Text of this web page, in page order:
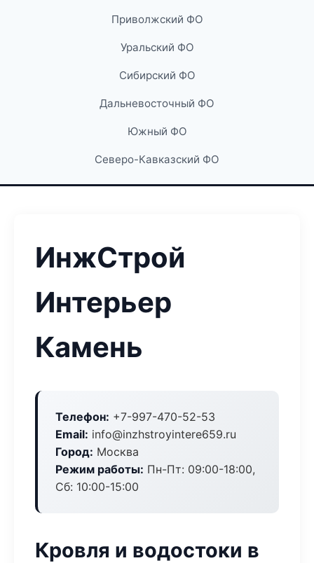
Приволжский ФО
Уральский ФО
Сибирский ФО
Дальневосточный ФО
Южный ФО
Северо-Кавказский ФО
ИнжСтрой
Интерьер
Камень
Телефон: +7-997-470-52-53
Email: info@inzhstroyintere659.ru
Город: Москва
Режим работы: Пн-Пт: 09:00-18:00,
Сб: 10:00-15:00
Кровля и водостоки в